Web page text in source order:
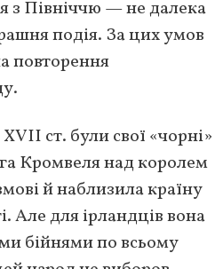
з Північчю — не далека
подія. За цих умов
повторення
ст. були свої «чорні»
Кромвеля над королем
й наблизила країну
Але для ірландців вона
бійнями по всьому